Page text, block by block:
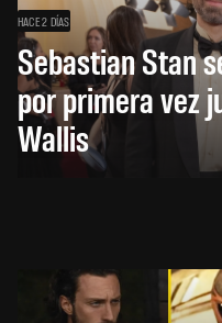
HACE 2 DÍAS
Sebastian Stan
por primera vez
Wallis